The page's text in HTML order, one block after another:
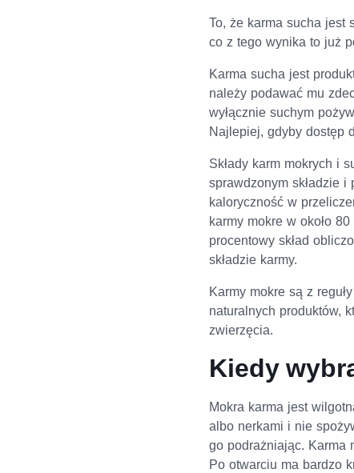
To, że karma sucha jest
co z tego wynika to już
Karma sucha jest
należy podawać mu
wyłącznie suchym
Najlepiej, gdyby dostęp
Składy karm mokrych i
sprawdzonym składzie
kaloryczność w
karmy mokre w około
procentowy skład
składzie karmy.
Karmy mokre są z
naturalnych produktów,
zwierzęcia.
Kiedy
Mokra karma jest
albo nerkami i nie
go podrażniając. Karma
Po otwarciu ma bardzo